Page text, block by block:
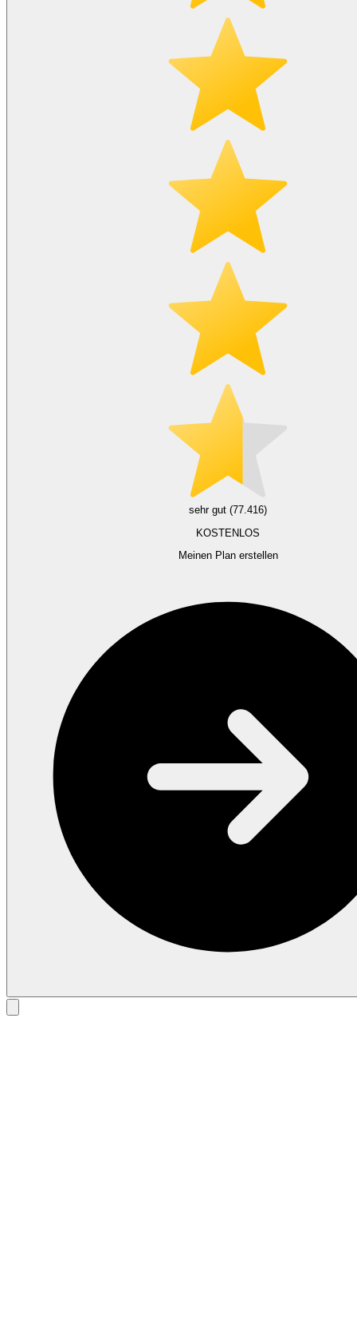
sehr gut (77.416)
KOSTENLOS
Meinen Plan erstellen